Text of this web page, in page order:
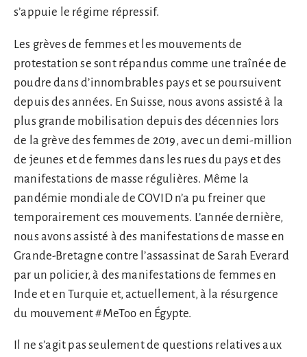
s’appuie le régime répressif.
Les grèves de femmes et les mouvements de
protestation se sont répandus comme une traînée de
poudre dans d’innombrables pays et se poursuivent
depuis des années. En Suisse, nous avons assisté à la
plus grande mobilisation depuis des décennies lors
de la grève des femmes de 2019, avec un demi-million
de jeunes et de femmes dans les rues du pays et des
manifestations de masse régulières. Même la
pandémie mondiale de COVID n’a pu freiner que
temporairement ces mouvements. L’année dernière,
nous avons assisté à des manifestations de masse en
Grande-Bretagne contre l’assassinat de Sarah Everard
par un policier, à des manifestations de femmes en
Inde et en Turquie et, actuellement, à la résurgence
du mouvement #MeToo en Égypte.
Il ne s’agit pas seulement de questions relatives aux